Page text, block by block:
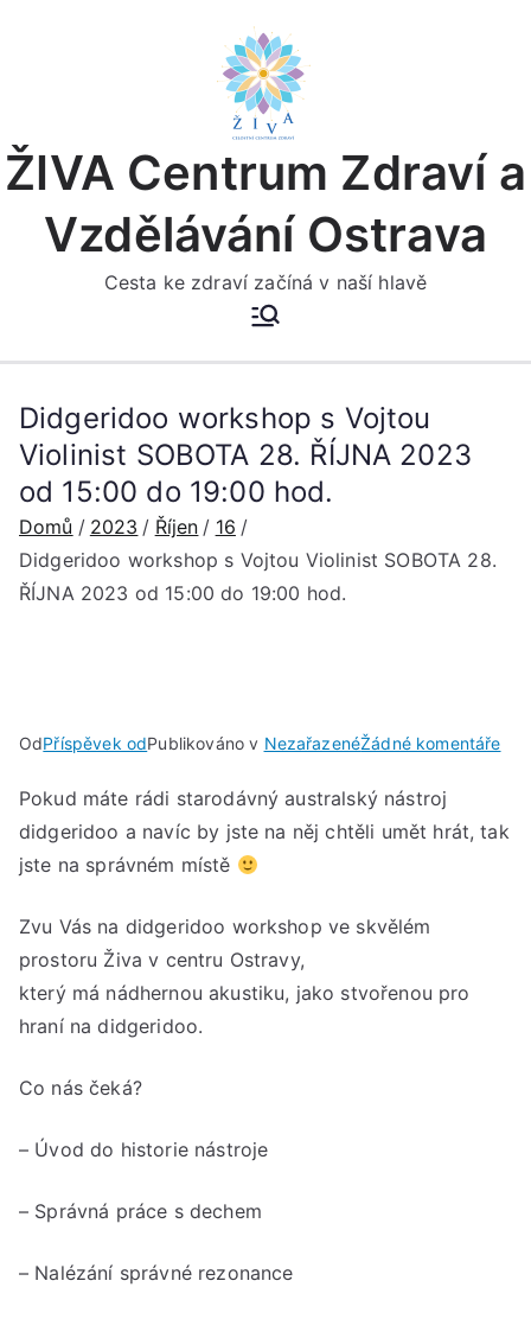
ŽIVA Centrum Zdraví a
Vzdělávání Ostrava
Cesta ke zdraví začíná v naší hlavě
Didgeridoo workshop s Vojtou
Violinist SOBOTA 28. ŘÍJNA 2023
od 15:00 do 19:00 hod.
Domů 2023 Říjen
16
Didgeridoo workshop s Vojtou Violinist SOBOTA 28.
ŘÍJNA 2023 od 15:00 do 19:00 hod.
OdPříspěvek odPublikováno v NezařazenéŽádné komentářeu
s
Pokud máte rádi starodávný australský nástroj
didgeridoo a navíc by jste na něj chtěli umět hrát, tak
jste na správném místě
Zvu Vás na didgeridoo workshop ve skvělém
prostoru Živa v centru Ostravy,
který má nádhernou akustiku, jako stvořenou pro
hraní na didgeridoo.
Co nás čeká?
– Úvod do historie nástroje
– Správná práce s dechem
– Nalézání správné rezonance